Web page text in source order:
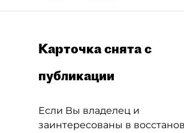
Карточка снята с
публикации
Если Вы владелец и
заинтересованы в